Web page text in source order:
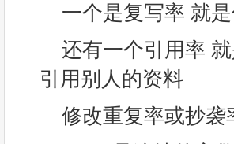
一个是复写率 就
还有一个引用率
引用别人的资料
修改重复率或抄袭